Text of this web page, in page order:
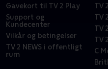
Gavekort til TV 2 Play
Support og
Kundecenter
Vilkår og betingelser
TV 2 NEWS i offentligt
rum
TV
TV
TV
TV
C